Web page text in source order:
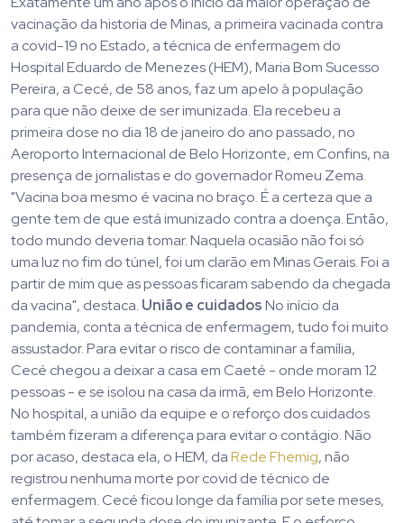
vacinação da historia de Minas, a primeira vacinada contra
a covid-19 no Estado, a técnica de enfermagem do
Hospital Eduardo de Menezes (HEM), Maria Bom Sucesso
Pereira, a Cecé, de 58 anos, faz um apelo à população
para que não deixe de ser imunizada. Ela recebeu a
primeira dose no dia 18 de janeiro do ano passado, no
Aeroporto Internacional de Belo Horizonte, em Confins, na
presença de jornalistas e do governador Romeu Zema.
"Vacina boa mesmo é vacina no braço. É a certeza que a
gente tem de que está imunizado contra a doença. Então,
todo mundo deveria tomar. Naquela ocasião não foi só
uma luz no fim do túnel, foi um clarão em Minas Gerais. Foi a
partir de mim que as pessoas ficaram sabendo da chegada
da vacina", destaca. União e cuidadosNo início da
pandemia, conta a técnica de enfermagem, tudo foi muito
assustador. Para evitar o risco de contaminar a família,
Cecé chegou a deixar a casa em Caeté - onde moram 12
pessoas - e se isolou na casa da irmã, em Belo Horizonte.
No hospital, a união da equipe e o reforço dos cuidados
também fizeram a diferença para evitar o contágio. Não
por acaso, destaca ela, o HEM, daRede Fhemig, não
registrou nenhuma morte por covid de técnico de
enfermagem. Cecé ficou longe da família por sete meses,